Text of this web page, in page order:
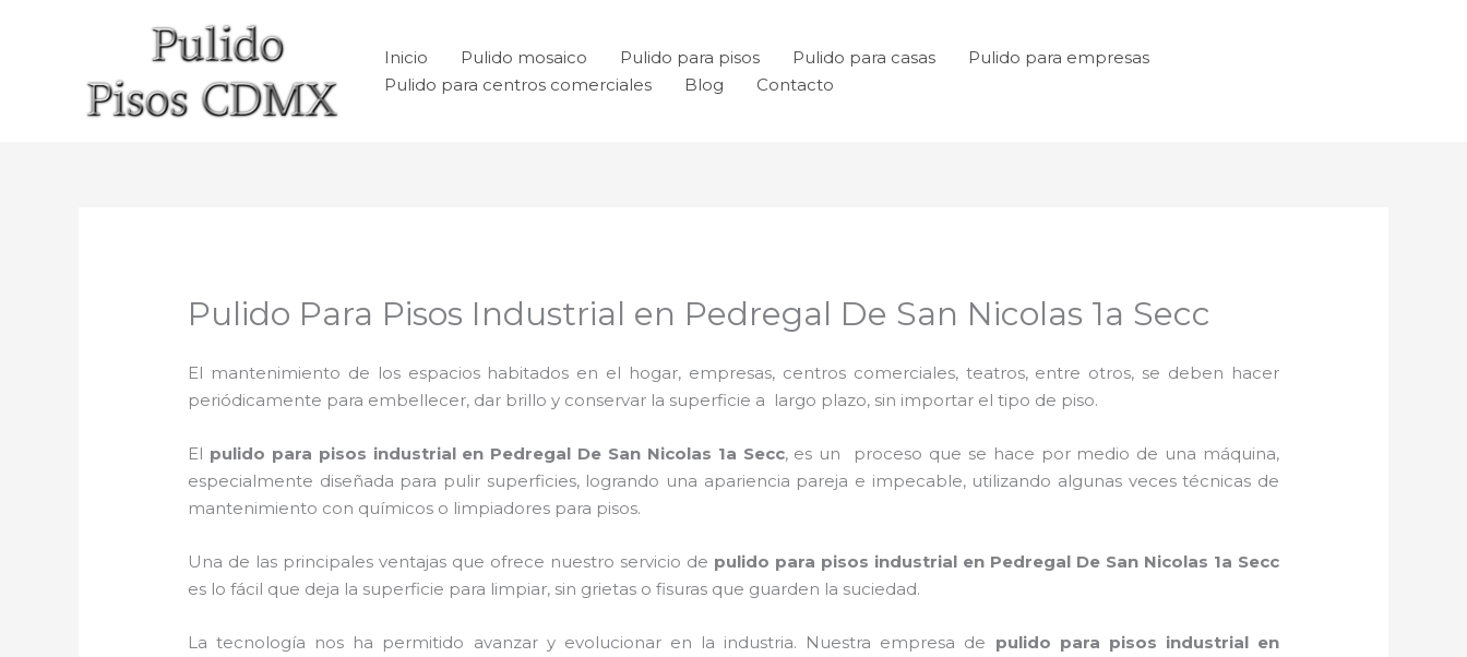
Inicio Pulido mosaico Pulido para pisos Pulido para casas
Pulido para empresas
Pulido para centros comerciales
Blog Contacto
Pulido Para Pisos Industrial en Pedregal De San Nicolas 1a Secc
El mantenimiento de los espacios habitados en el hogar, empresas, centros comerciales, teatros, entre otros, se deben hacer
periódicamente para embellecer, dar brillo y conservar la superficie a largo plazo, sin importar el tipo de piso.
El pulido para pisos industrialen Pedregal De San Nicolas 1a Secc, es un proceso que se hace por medio de una máquina,
especialmente diseñada para pulir superficies, logrando una apariencia pareja e impecable, utilizando algunas veces técnicas de
mantenimiento con químicos o limpiadores para pisos.
Una de las principales ventajas que ofrece nuestro servicio de pulido para pisos industrial en Pedregal De San Nicolas 1a Secc
es lo fácil que deja la superficie para limpiar, sin grietas o fisuras que guarden la suciedad.
La tecnología nos ha permitido avanzar y evolucionar en la industria. Nuestra empresa de pulido para pisos industrialen